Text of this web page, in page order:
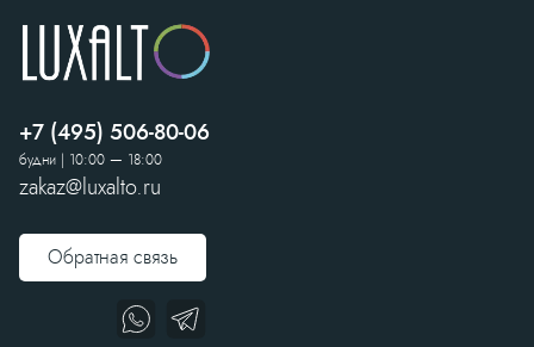
+7 (495) 506-80-06
будни | 10:00 — 18:00
zakaz@luxalto.ru
Обратная связь